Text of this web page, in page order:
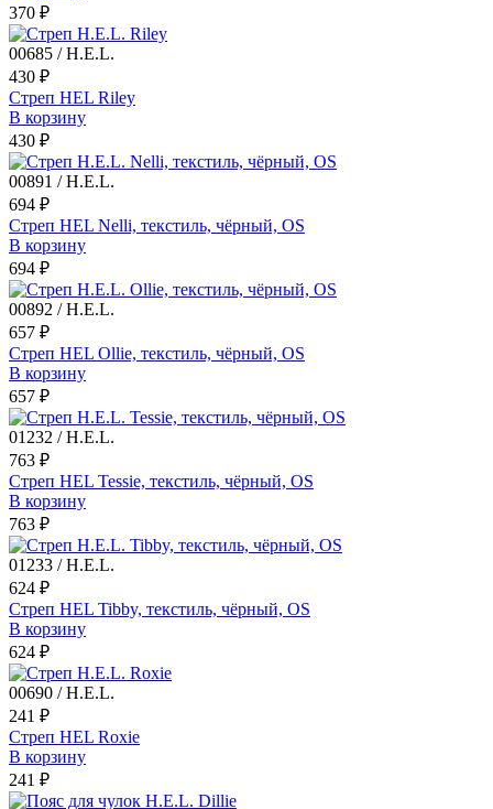
370 ₽
00685 / H.E.L.
430 ₽
Стреп HEL Riley
В корзину
430 ₽
00891 / H.E.L.
694 ₽
Стреп HEL Nelli, текстиль, чёрный, OS
В корзину
694 ₽
00892 / H.E.L.
657 ₽
Стреп HEL Ollie, текстиль, чёрный, OS
В корзину
657 ₽
01232 / H.E.L.
763 ₽
Стреп HEL Tessie, текстиль, чёрный, OS
В корзину
763 ₽
01233 / H.E.L.
624 ₽
Стреп HEL Tibby, текстиль, чёрный, OS
В корзину
624 ₽
00690 / H.E.L.
241 ₽
Стреп HEL Roxie
В корзину
241 ₽